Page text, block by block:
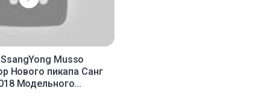
Musso
Нового пикапа Санг
Модельного...